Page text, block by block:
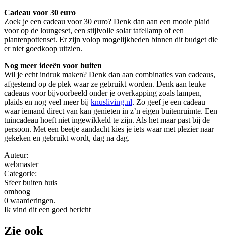
Cadeau voor 30 euro
Zoek je een cadeau voor 30 euro? Denk dan aan een mooie plaid
voor op de loungeset, een stijlvolle solar tafellamp of een
plantenpottenset. Er zijn volop mogelijkheden binnen dit budget die
er niet goedkoop uitzien.
Nog meer ideeën voor buiten
Wil je echt indruk maken? Denk dan aan combinaties van cadeaus,
afgestemd op de plek waar ze gebruikt worden. Denk aan leuke
cadeaus voor bijvoorbeeld onder je overkapping zoals lampen,
plaids en nog veel meer bij knusliving.nl. Zo geef je een cadeau
waar iemand direct van kan genieten in z’n eigen buitenruimte. Een
tuincadeau hoeft niet ingewikkeld te zijn. Als het maar past bij de
persoon. Met een beetje aandacht kies je iets waar met plezier naar
gekeken en gebruikt wordt, dag na dag.
Auteur:
webmaster
Categorie:
Sfeer buiten huis
omhoog
0 waarderingen.
Ik vind dit een goed bericht
Zie ook